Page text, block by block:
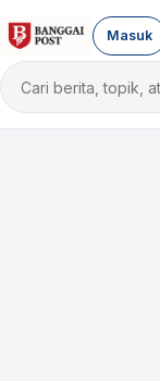
Cari
berita
Masuk